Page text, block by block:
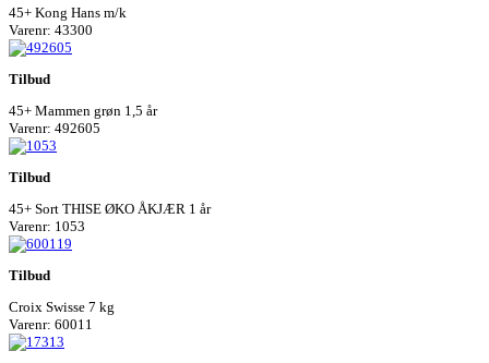
45+ Kong Hans m/k
Varenr: 43300
Tilbud
45+ Mammen grøn 1,5 år
Varenr: 492605
Tilbud
45+ Sort THISE ØKO ÅKJÆR 1 år
Varenr: 1053
Tilbud
Croix Swisse 7 kg
Varenr: 60011